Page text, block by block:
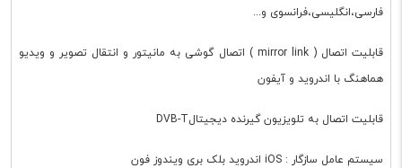
فارسی،انگلیسی،فرانسوی و...
قابلیت اتصال ( mirror link ) اتصال گوشی به مانیتور و انتقال تصویر و ویدیو
هماهنگ با اندروید و آیفون
قابلیت اتصال به تلویزیون گیرنده دیجیتالDVB-T
سیستم عامل سازگار : iOS اندروید بلک بری ویندوز فون